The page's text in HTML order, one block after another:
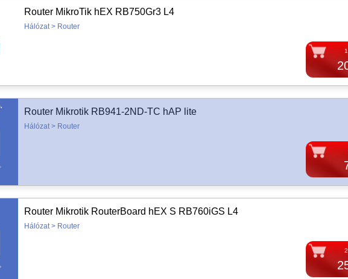
Router MikroTik hEX RB750Gr3 L4
Hálózat > Router
Router Mikrotik RB941-2ND-TC hAP lite
Hálózat > Router
Router Mikrotik RouterBoard hEX S RB760iGS L4
Hálózat > Router